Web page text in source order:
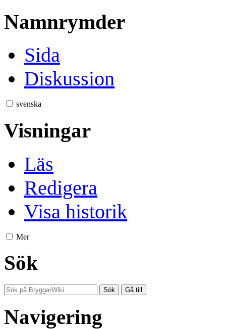
Namnrymder
Sida
Diskussion
svenska
Visningar
Läs
Redigera
Visa historik
Mer
Sök
Navigering